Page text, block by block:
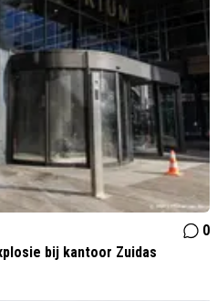
0
bij kantoor Zuidas